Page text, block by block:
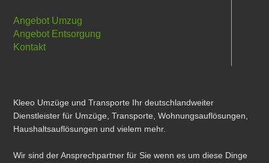
Angebot Umzug
Angebot Entsorgung
Kontakt
Kleeo Umzüge und Transporte Ihr deutschlandweiter
Dienstleister für Umzüge, Transporte, Wohnungsauflösungen,
Haushaltsauflösungen und vielem mehr.
Wir sind der Ansprechpartner für Sie wenn es um diese Dinge